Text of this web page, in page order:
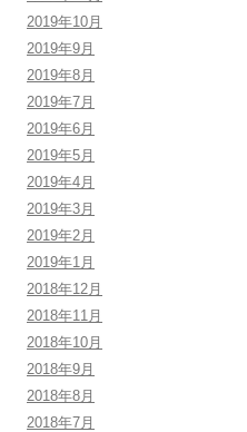
2019年10月
2019年9月
2019年8月
2019年7月
2019年6月
2019年5月
2019年4月
2019年3月
2019年2月
2019年1月
2018年12月
2018年11月
2018年10月
2018年9月
2018年8月
2018年7月